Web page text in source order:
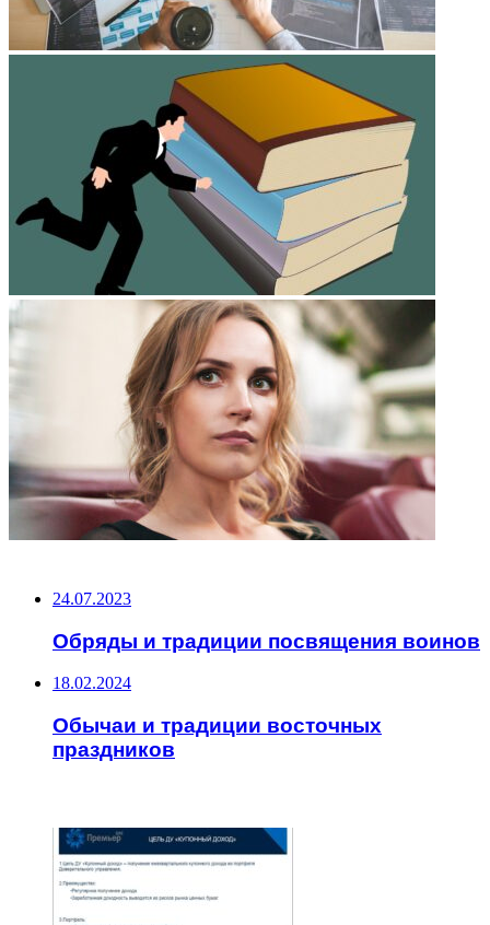
24.07.2023
Обряды и традиции посвящения воинов
18.02.2024
Обычаи и традиции восточных
праздников